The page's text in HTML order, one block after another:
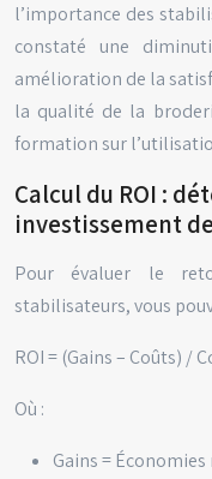
l’importance des
constaté une
amélioration de la
la qualité de la
formation sur
Calcul du ROI :
investissement
Pour évaluer le
stabilisateurs, vous
ROI = (Gains – Coûts) /
Où :
Gains =